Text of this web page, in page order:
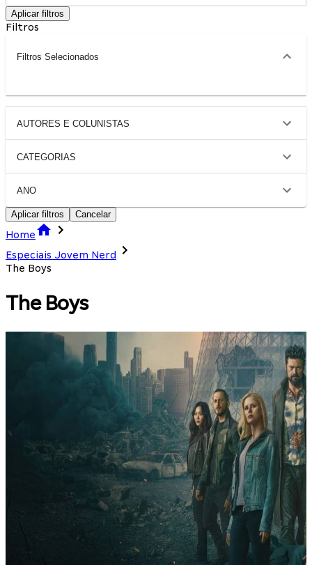
Aplicar filtros
Filtros
Filtros Selecionados
AUTORES E COLUNISTAS
CATEGORIAS
ANO
Aplicar filtros Cancelar
Home
Especiais Jovem Nerd
The Boys
The Boys